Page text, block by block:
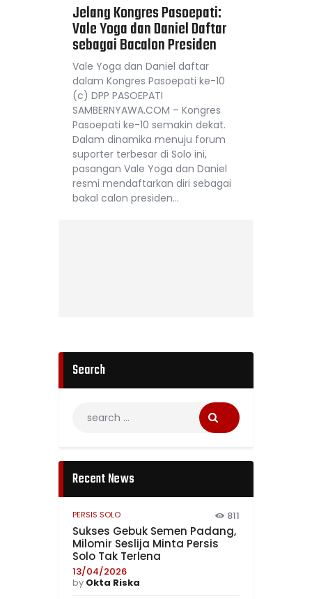
Jelang Kongres Pasoepati:
Vale Yoga dan Daniel Daftar
sebagai Bacalon Presiden
Vale Yoga dan Daniel daftar
dalam Kongres Pasoepati ke-10
(c) DPP PASOEPATI
SAMBERNYAWA.COM – Kongres
Pasoepati ke-10 semakin dekat.
Dalam dinamika menuju forum
suporter terbesar di Solo ini,
pasangan Vale Yoga dan Daniel
resmi mendaftarkan diri sebagai
bakal calon presiden…
Search
Recent News
PERSIS SOLO 811
Sukses Gebuk Semen Padang,
Milomir Seslija Minta Persis
Solo Tak Terlena
13/04/2026
by Okta Riska